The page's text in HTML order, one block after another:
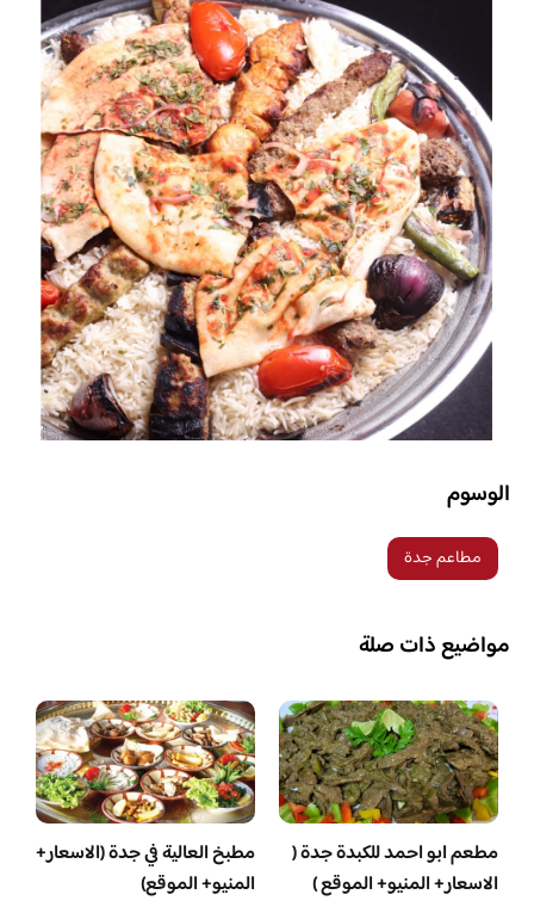
الوسوم
مطاعم جدة
مواضيع ذات صلة
مطعم ابو احمد للكبدة جدة (
الاسعار+ المنيو+ الموقع )
مطبخ العالية في جدة (الاسعار+
المنيو+ الموقع)